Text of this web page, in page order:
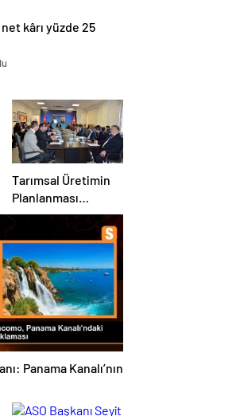
kârı yüzde 25
Tarımsal Üretimin
Planlanması
Toplantısı
Gerçekleşti
Panama Kanalı’nın